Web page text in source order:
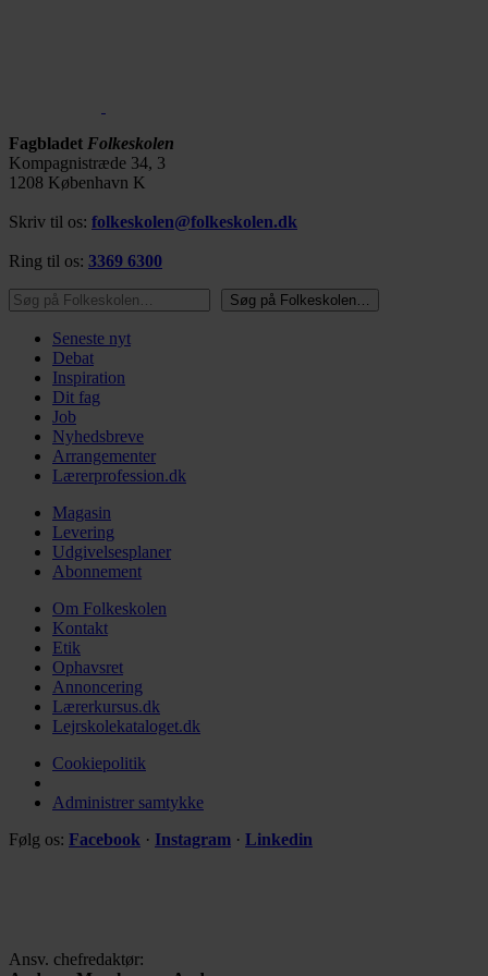
Fagbladet Folkeskolen
Kompagnistræde 34, 3
1208 København K
Skriv til os: folkeskolen@folkeskolen.dk
Ring til os: 3369 6300
Søg på Folkeskolen…
Søg på Folkeskolen…
Seneste nyt
Debat
Inspiration
Dit fag
Job
Nyhedsbreve
Arrangementer
Lærerprofession.dk
Magasin
Levering
Udgivelsesplaner
Abonnement
Om Folkeskolen
Kontakt
Etik
Ophavsret
Annoncering
Lærerkursus.dk
Lejrskolekataloget.dk
Cookiepolitik
Administrer samtykke
Følg os: Facebook · Instagram · Linkedin
Ansv. chefredaktør: